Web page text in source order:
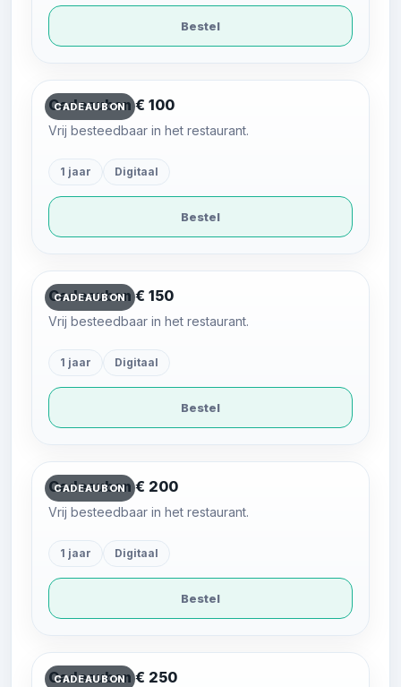
Bestel
CADEAUBON
Cadeaubon € 100
Vrij besteedbaar in het restaurant.
1 jaar Digitaal
Bestel
CADEAUBON
Cadeaubon € 150
Vrij besteedbaar in het restaurant.
1 jaar Digitaal
Bestel
CADEAUBON
Cadeaubon € 200
Vrij besteedbaar in het restaurant.
1 jaar Digitaal
Bestel
CADEAUBON
Cadeaubon € 250